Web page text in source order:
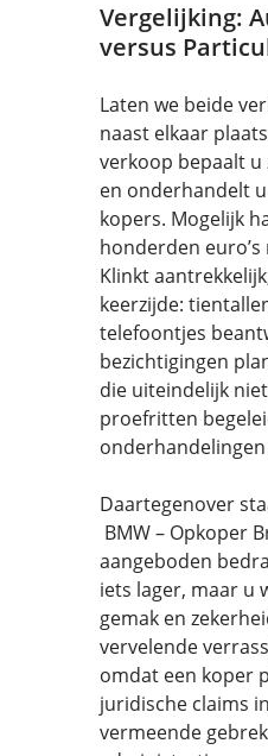
Vergelijking:
versus
Laten we beide
naast elkaar
verkoop bepaalt u
en onderhandelt
kopers. Mogelijk
honderden
Klinkt
keerzijde:
telefoontjes
bezichtigingen
die uiteindelijk
proefritten
Daartegenover
BMW – Opkoper
aangeboden
iets lager, maar u
gemak en
vervelende
omdat een koper
juridische claims
vermeende